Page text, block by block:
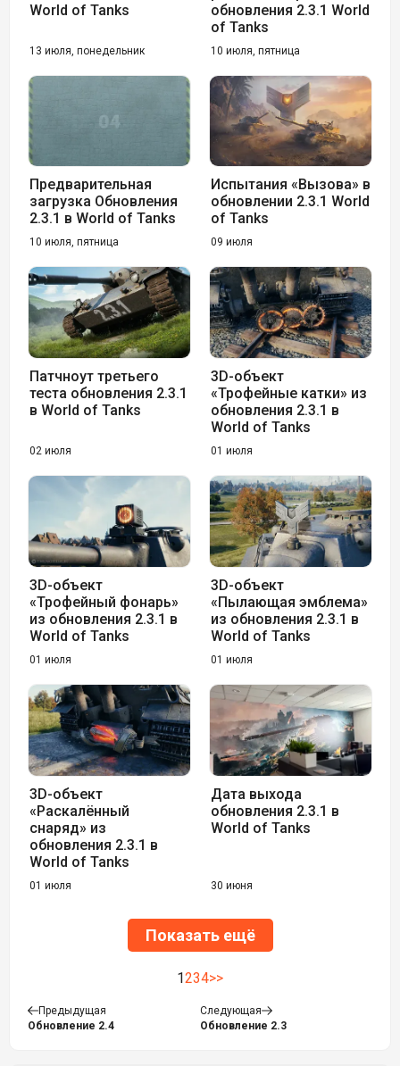
World of Tanks
13 июля, понедельник
обновления 2.3.1 World
of Tanks
10 июля, пятница
Предварительная
загрузка Обновления
2.3.1 в World of Tanks
10 июля, пятница
Испытания «Вызова» в
обновлении 2.3.1 World
of Tanks
09 июля
Патчноут третьего
теста обновления 2.3.1
в World of Tanks
02 июля
3D-объект
«Трофейные катки» из
обновления 2.3.1 в
World of Tanks
01 июля
3D-объект
«Трофейный фонарь»
из обновления 2.3.1 в
World of Tanks
01 июля
3D-объект
«Пылающая эмблема»
из обновления 2.3.1 в
World of Tanks
01 июля
3D-объект
«Раскалённый
снаряд» из
обновления 2.3.1 в
World of Tanks
01 июля
Дата выхода
обновления 2.3.1 в
World of Tanks
30 июня
Показать ещё
1234>>
Предыдущая
Обновление 2.4
Следующая
Обновление 2.3